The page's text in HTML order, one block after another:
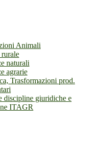
Animali
naturali
agrarie
Trasformazioni prod.
discipline giuridiche e
ITAGR